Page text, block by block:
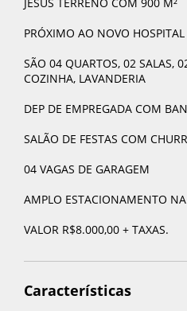
Compartilhe
Enviar
PRÓXIMO AO NOVO HOSPITAL
SÃO 04 QUARTOS, 02 SALAS,
COZINHA, LAVANDERIA
DEP DE EMPREGADA COM
SALÃO DE FESTAS COM
04 VAGAS DE GARAGEM
AMPLO ESTACIONAMENTO NA
VALOR R$8.000,00 + TAXAS.
Características
imóveis
Preencha seu e-mail: